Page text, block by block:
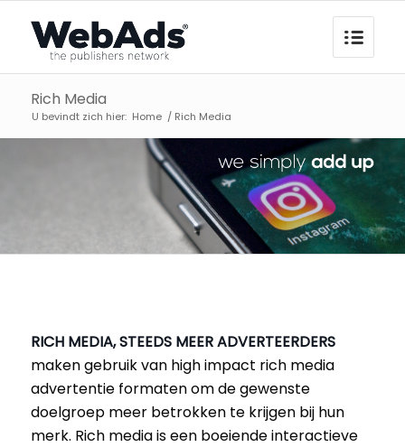
Rich Media
U bevindt zich hier: Home / Rich Media
RICH MEDIA, STEEDS MEER ADVERTEERDERS
maken gebruik van high impact rich media
advertentie formaten om de gewenste
doelgroep meer betrokken te krijgen bij hun
merk. Rich media is een boeiende interactieve